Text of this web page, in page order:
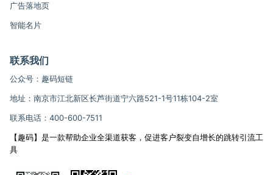
广告落地页
智能名片
联系我们
公众号：趣码短链
地址：南京市江北新区长芦街道宁六路521-1号11栋104-2室
联系电话：400-600-7511
【趣码】是一款帮助企业全渠道获客，促进客户裂变自增长的跳转引流工
具